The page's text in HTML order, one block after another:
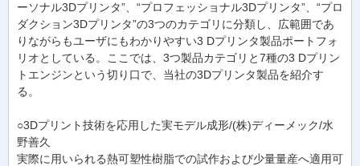
ーソナル3Dプリンタ”、“プロフェッショナル3Dプリンタ”、“プロ
ダクション3Dプリンタ”の3つのカテゴリに分類し、広範囲であ
りながらもユーザにもわかりやすい3 Dプリンタ製品ポートフォ
リオとしている。ここでは、3つ製品カテゴリと7種の3 Dプリン
トエンジンという切り口で、当社の3Dプリンタ製品を紹介す
る。
○3Dプリント技術を応用した実モデル成形/(株)ディーメック/水
野善久
実際に用いられる熱可塑性樹脂での試作および少量量産へ適用可